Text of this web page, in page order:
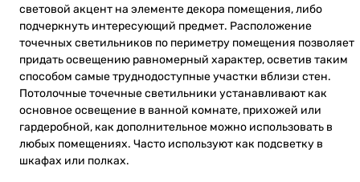
световой акцент на элементе декора помещения, либо
подчеркнуть интересующий предмет. Расположение
точечных светильников по периметру помещения позволяет
придать освещению равномерный характер, осветив таким
способом самые труднодоступные участки вблизи стен.
Потолочные точечные светильники устанавливают как
основное освещение в ванной комнате, прихожей или
гардеробной, как дополнительное можно использовать в
любых помещениях. Часто используют как подсветку в
шкафах или полках.